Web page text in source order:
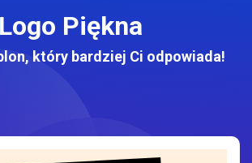
Logo Piękna
który bardziej Ci odpowiada!